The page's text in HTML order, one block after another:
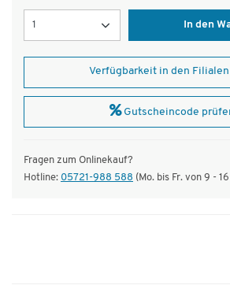
In den
Verfügbarkeit in den
Gutscheincode
Fragen zum Onlinekauf?
Hotline: 05721-988 588 (Mo. bis Fr. von 9 -